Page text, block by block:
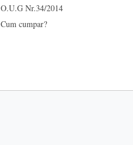
O.U.G Nr.34/2014
Cum cumpar?